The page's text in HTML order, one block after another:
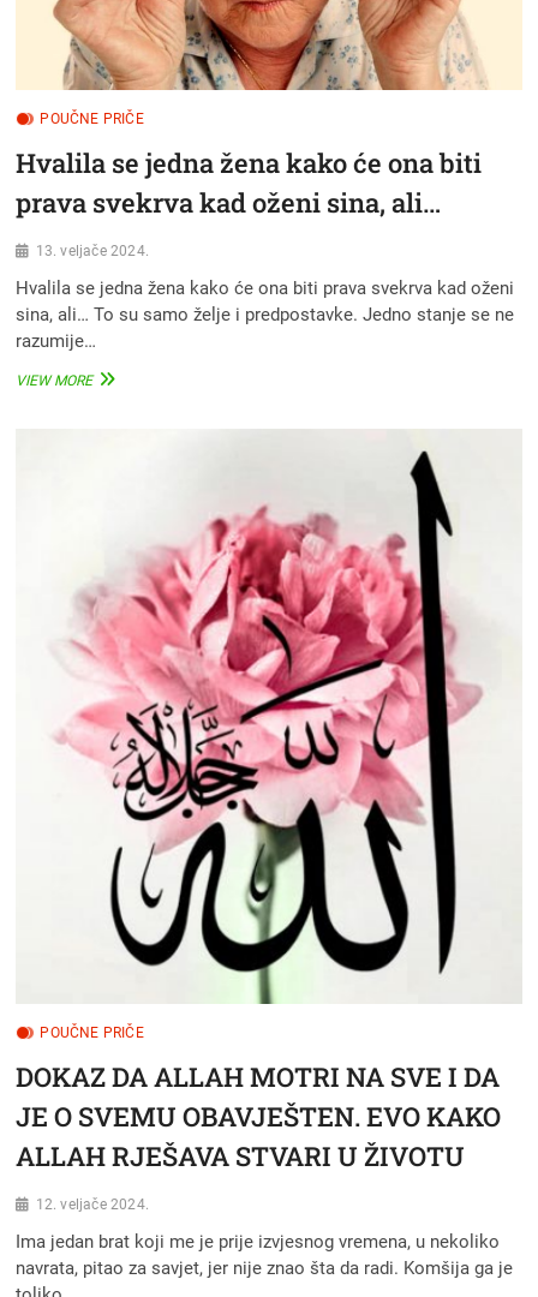
POUČNE PRIČE
Hvalila se jedna žena kako će ona biti
prava svekrva kad oženi sina, ali…
13. veljače 2024.
Hvalila se jedna žena kako će ona biti prava svekrva kad oženi
sina, ali… To su samo želje i predpostavke. Jedno stanje se ne
razumije…
VIEW MOREHVALILA
PRAVA
SVEKRVA
KAD
OŽENI
SINA,
ALI…
POUČNE PRIČE
DOKAZ DA ALLAH MOTRI NA SVE I DA
JE O SVEMU OBAVJEŠTEN. EVO KAKO
ALLAH RJEŠAVA STVARI U ŽIVOTU
12. veljače 2024.
Ima jedan brat koji me je prije izvjesnog vremena, u nekoliko
navrata, pitao za savjet, jer nije znao šta da radi. Komšija ga je